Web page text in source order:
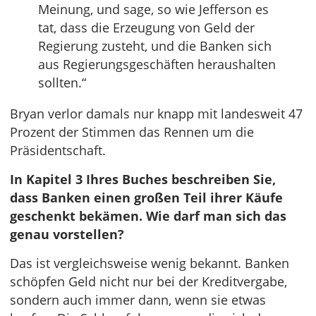
Meinung, und sage, so wie Jefferson es
tat, dass die Erzeugung von Geld der
Regierung zusteht, und die Banken sich
aus Regierungsgeschäften heraushalten
sollten.“
Bryan verlor damals nur knapp mit landesweit 47
Prozent der Stimmen das Rennen um die
Präsidentschaft.
In Kapitel 3 Ihres Buches beschreiben Sie,
dass Banken einen großen Teil ihrer Käufe
geschenkt bekämen. Wie darf man sich das
genau vorstellen?
Das ist vergleichsweise wenig bekannt. Banken
schöpfen Geld nicht nur bei der Kreditvergabe,
sondern auch immer dann, wenn sie etwas